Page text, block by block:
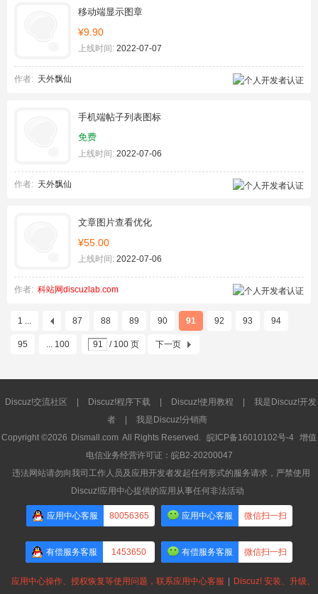
移动端显示图章
¥9.90
上线时间: 2022-07-07
作者: 天外飘仙
手机端帖子列表图标
免费
上线时间: 2022-07-06
作者: 天外飘仙
文章图片查看优化
¥55.00
上线时间: 2022-07-06
作者: 科站网discuzlab.com
1 ... 87 88 89 90 91 92 93 94
95 ... 100 / 100 页 下一页
Discuz!交流社区 Discuz!程序下载 Discuz!使用教程
我是Discuz!开发
者
我是Discuz!分销商
Copyright ©2026 Dismall.com All Rights Reserved. 皖ICP备16010102号-4 增值
电信业务经营许可证：皖B2-20200047
违法网站请勿向我司工作人员及应用开发者发起任何形式的服务请求，严禁使用
Discuz!应用中心提供的应用从事任何非法活动
应用中心客服 80056365 应用中心客服 微信扫一扫
有偿服务客服 1453650 有偿服务客服 微信扫一扫
应用中心操作、授权恢复等使用问题，联系应用中心客服 Discuz! 安装、升级、